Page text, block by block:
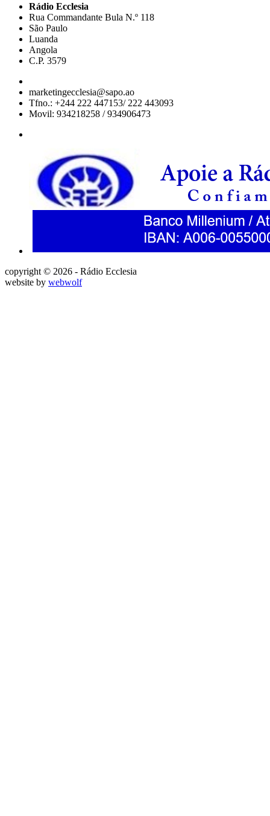
Rádio Ecclesia
Rua Commandante Bula N.º 118
São Paulo
Luanda
Angola
C.P. 3579
marketingecclesia@sapo.ao
Tfno.: +244 222 447153/ 222 443093
Movil: 934218258 / 934906473
copyright © 2026 - Rádio Ecclesia
website by webwolf